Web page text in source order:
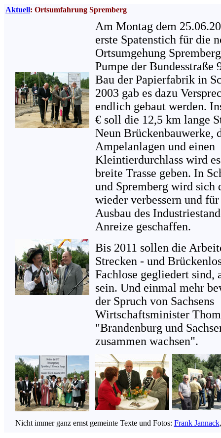
Aktuell: Ortsumfahrung Spremberg
Am Montag dem
erste Spatenstich für die
Ortsumgehung
Pumpe der Bundesstraße
Bau der Papierfabrik in
2003 gab es dazu
endlich gebaut werden.
€ soll die 12,5 km lange
Neun Brückenbauwerke,
Ampelanlagen und einen
Kleintierdurchlass wird
breite Trasse geben. In
und Spremberg wird sich
wieder verbessern und
Ausbau des
Anreize geschaffen.
Bis 2011 sollen die
Strecken - und
Fachlose gegliedert sind,
sein. Und einmal mehr
der Spruch von Sachsens
Wirtschaftsminister
"Brandenburg und
zusammen wachsen".
Nicht immer ganz ernst gemeinte Texte und Fotos: Frank Jannack